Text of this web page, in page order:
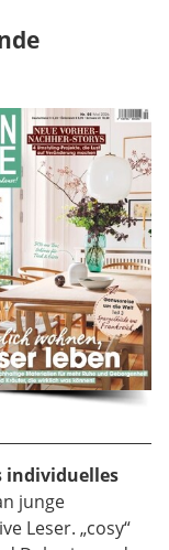
individuelles
junge
Leser. „cosy“